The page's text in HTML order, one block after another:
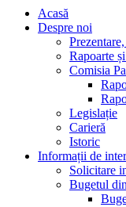
Acasă
Despre noi
Rapoarte
Comisia
Legislație
Carieră
Istoric
Informații de
Solicitare
Bugetul